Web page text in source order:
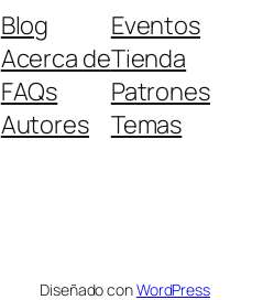
Blog
Acerca de
FAQs
Autores
Eventos
Tienda
Patrones
Temas
Diseñado conWordPress